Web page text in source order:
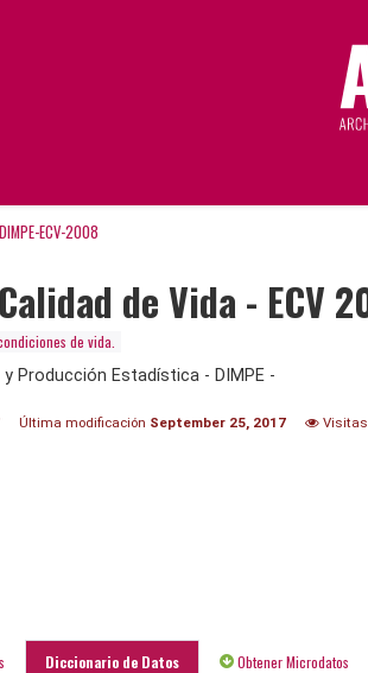
ECV-2008
de Vida - ECV
de vida.
Producción Estadística - DIMPE -
Última modificación September 25, 2017
Diccionario de Datos Obtener Microdatos